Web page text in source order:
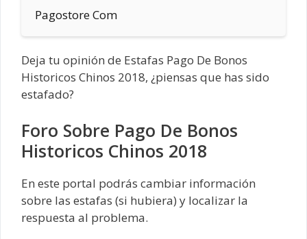
Pagostore Com
Deja tu opinión de Estafas Pago De Bonos
Historicos Chinos 2018, ¿piensas que has sido
estafado?
Foro Sobre Pago De Bonos
Historicos Chinos 2018
En este portal podrás cambiar información
sobre las estafas (si hubiera) y localizar la
respuesta al problema.